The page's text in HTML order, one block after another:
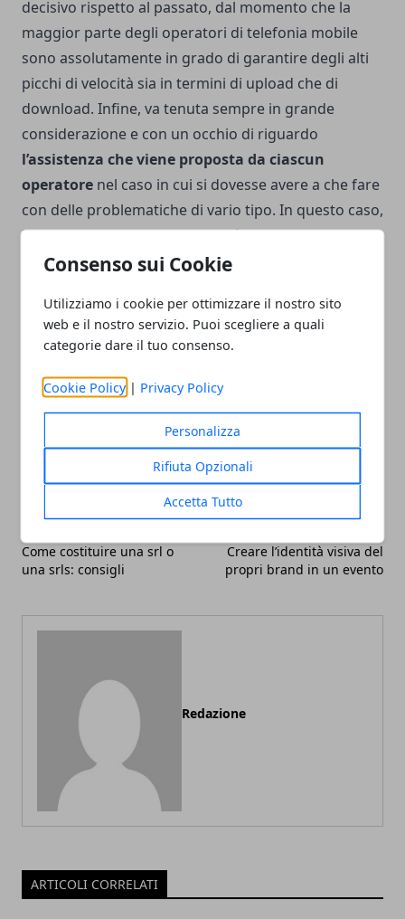
Consenso sui Cookie
Utilizziamo i cookie per ottimizzare il nostro sito
web e il nostro servizio. Puoi scegliere a quali
categorie dare il tuo consenso.
Cookie Policy | Privacy Policy
Personalizza
Rifiuta Opzionali
Accetta Tutto
decisivo rispetto al passato, dal momento che la
maggior parte degli operatori di telefonia mobile
sono assolutamente in grado di garantire degli alti
picchi di velocità sia in termini di upload che di
download. Infine, va tenuta sempre in grande
considerazione e con un occhio di riguardo
l’assistenza che viene proposta da ciascun
operatore nel caso in cui si dovesse avere a che fare
con delle problematiche di vario tipo. In questo caso,
il consiglio migliore da seguire è quello di dare
un’occhiata alle recensioni lasciate da altri utenti,
tempestività e la gentilezza dell’assistenza telefonica.
Whatsapp
Come costituire una srl o
una srls: consigli
Creare l’identità visiva del
propri brand in un evento
Redazione
ARTICOLI CORRELATI